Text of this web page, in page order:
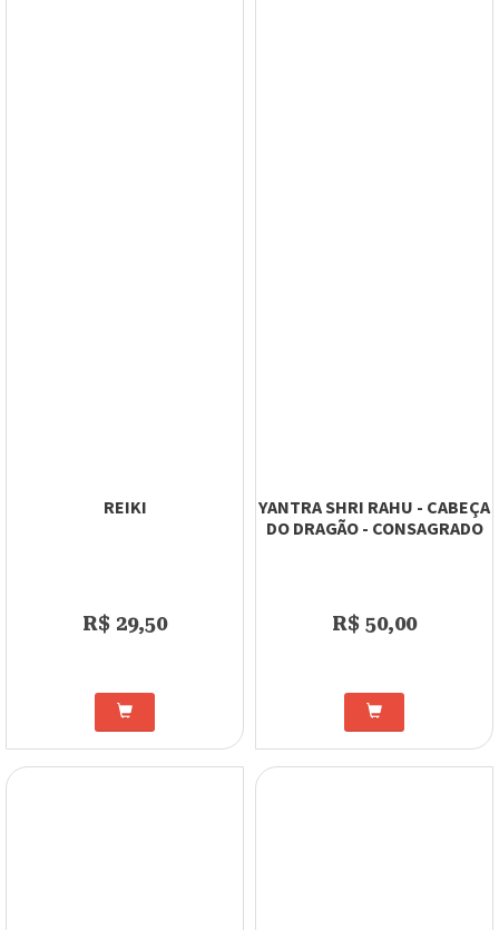
REIKI
R$ 29,50
YANTRA SHRI RAHU - CABEÇA
DO DRAGÃO - CONSAGRADO
R$ 50,00